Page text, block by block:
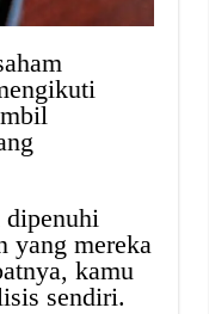
dipenuhi
yang mereka
kamu
sendiri.